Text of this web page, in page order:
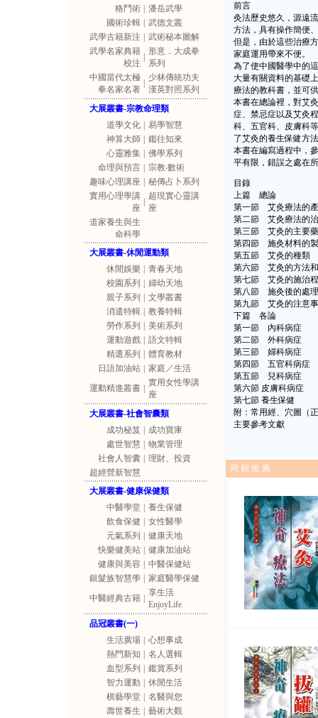
格鬥術
潘岳武學
國術珍輯
武德文叢
武學古籍新注
武術秘本圖解
武學名家典籍
校注
形意．大成拳
系列
中國當代太極
拳名家名著
少林傳統功夫
漢英對照系列
大展叢書-宗教命理類
道學文化
易學智慧
神算大師
鑑往知來
心靈雅集
佛學系列
命理與預言
宗教‧數術
趣味心理講座
秘傳占卜系列
實用心理學講
座
超現實心靈講
座
道家養生與生
命科學
大展叢書-休閒運動類
休閒娛樂
青春天地
校園系列
婦幼天地
親子系列
文學叢書
消遣特輯
教養特輯
勞作系列
美術系列
運動遊戲
語文特輯
精選系列
體育教材
日語加油站
家庭／生活
運動精進叢書
實用女性學講
座
大展叢書-社會智囊類
成功秘笈
成功寶庫
處世智慧
物業管理
社會人智囊
理財、投資
超經營新智慧
大展叢書-健康保健類
中醫學堂
養生保健
飲食保健
女性醫學
元氣系列
健康天地
快樂健美站
健康加油站
健康與美容
中醫保健站
銀髮族智慧學
家庭醫學保健
中醫經典古籍
享生活
EnjoyLife
品冠叢書(一)
生活廣場
心想事成
熱門新知
名人選輯
血型系列
鑑賞系列
智力運動
休閒生活
棋藝學堂
名醫與您
壽世養生
藝術大觀
前言
灸法歷史悠久，源遠
方法，具有操作簡便
但是，由於這些治療
家庭運用帶來不便。
為了使中國醫學中的
大量有關資料的基礎
療法的教科書，並可
本書在總論裡，對艾
症、禁忌症以及艾灸
科、五官科、皮膚科
了艾灸的養生保健方
本書在編寫過程中，
平有限，錯誤之處在
目錄
上篇 總論
第一節 艾灸療法的
第二節 艾灸療法的
第三節 艾灸的主要
第四節 施灸材料的
第五節 艾灸的種類
第六節 艾灸的方法
第七節 艾灸的施治
第八節 施灸後的處理
第九節 艾灸的注意
下篇 各論
第一節 內科病症
第二節 外科病症
第三節 婦科病症
第四節 五官科病症
第五節 兒科病症
第六節 皮膚科病症
第七節 養生保健
附：常用經、穴圖（
主要參考文獻
同 類 推 薦